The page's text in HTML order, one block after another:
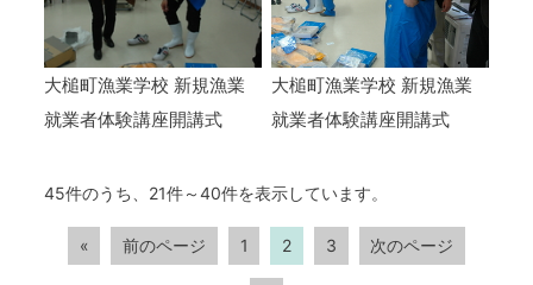
大槌町漁業学校 新規漁業
就業者体験講座開講式
大槌町漁業学校 新規漁業
就業者体験講座開講式
45件のうち、21件～40件を表示しています。
« 前のページ 1 2 3 次のページ